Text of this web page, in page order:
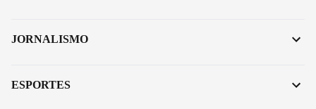
JORNALISMO
ESPORTES